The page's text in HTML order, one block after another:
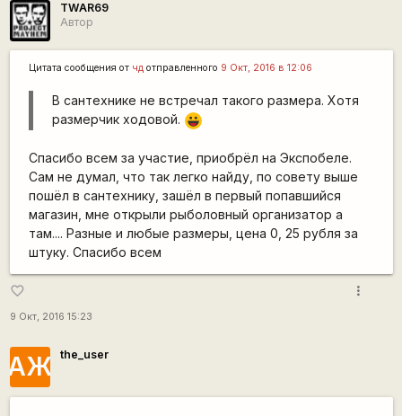
TWAR69
Автор
Цитата сообщения от чдотправленного 9 Окт, 2016 в 12:06
В сантехнике не встречал такого размера. Хотя
размерчик ходовой. |-))
Спасибо всем за участие, приобрёл на Экспобеле.
Сам не думал, что так легко найду, по совету выше
пошёл в сантехнику, зашёл в первый попавшийся
магазин, мне открыли рыболовный организатор а
там.... Разные и любые размеры, цена 0, 25 рубля за
штуку. Спасибо всем
favorite_border
9 Окт, 2016 15:23
more_vert
АЖ the_user